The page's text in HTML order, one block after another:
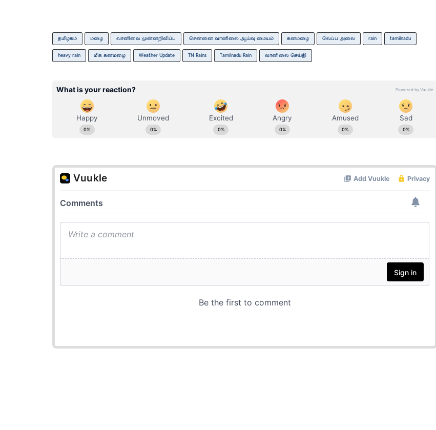
தமிழகம் மழை வானிலை முன்னறிவிப்பு சென்னை வானிலை ஆய்வு மையம் கனமழை வெப்ப அலை rain tamilnadu
heavy rain மிக கனமழை Weather Update TN Rains Tamilnadu Rain வானிலை செய்தி